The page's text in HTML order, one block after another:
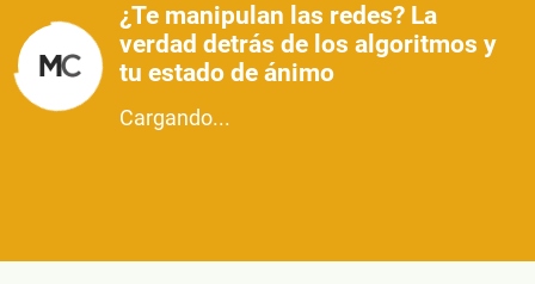
¿Te manipulan las redes? La
verdad detrás de los algoritmos y
tu estado de ánimo
Cargando...